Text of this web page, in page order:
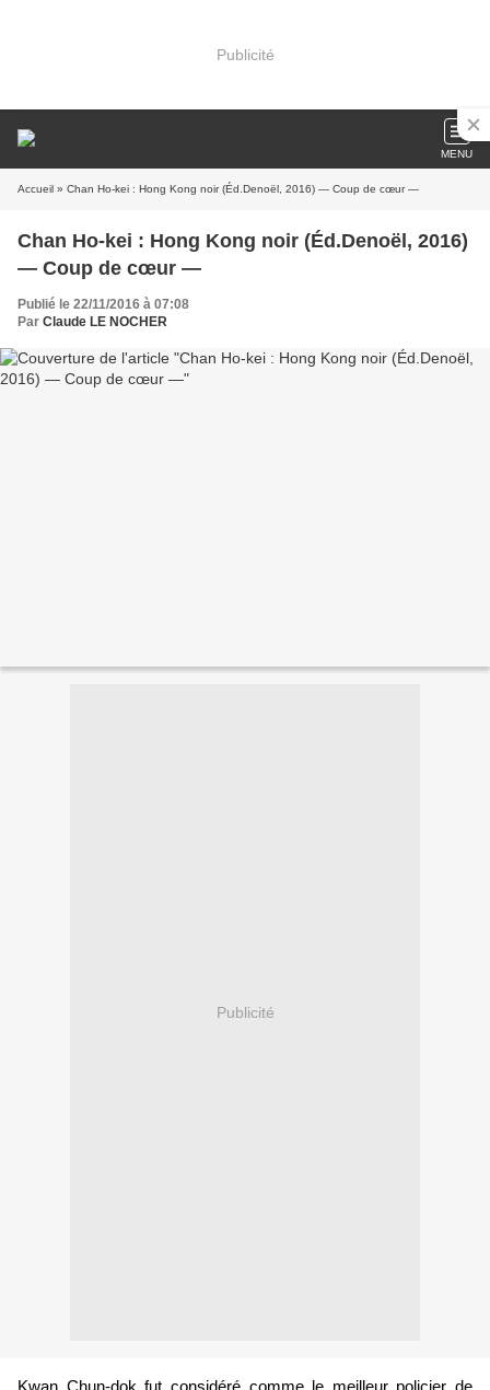
Publicité
MENU
Accueil » Chan Ho-kei : Hong Kong noir (Éd.Denoël, 2016) ― Coup de cœur ―
Chan Ho-kei : Hong Kong noir (Éd.Denoël, 2016)
― Coup de cœur ―
Publié le 22/11/2016 à 07:08
Par Claude LE NOCHER
Publicité